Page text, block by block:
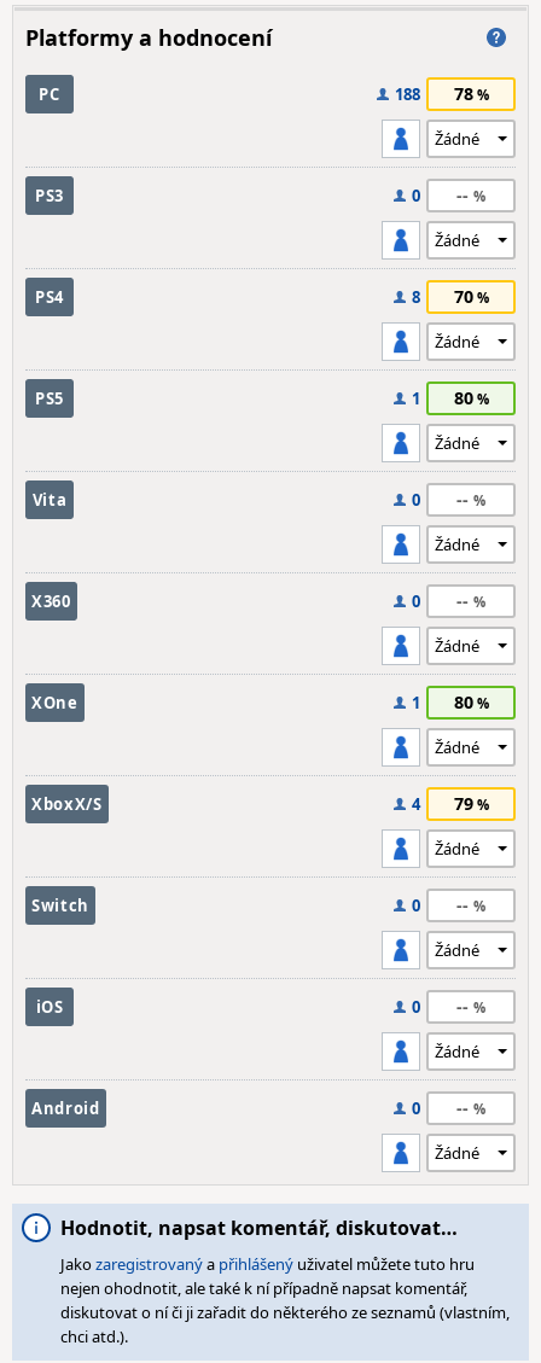
Platformy a hodnocení
PC 188 78
PS3 0 --
PS4 8 70
PS5 1 80
Vita 0 --
X360 0 --
XOne 1 80
XboxX/S 4 79
Switch 0 --
iOS 0 --
Android 0 --
Hodnotit, napsat komentář, diskutovat…
Jakozaregistrovanýa přihlášený uživatel můžete tuto hru
nejen ohodnotit, ale také k ní případně napsat komentář,
diskutovat o ní či ji zařadit do některého ze seznamů (vlastním,
chci atd.).